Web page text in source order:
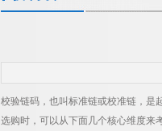
校验链码，也叫标准链或校准链，是
选购时，可以从下面几个核心维度来